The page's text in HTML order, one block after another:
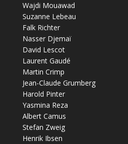
Wajdi Mouawad
Suzanne Lebeau
Falk Richter
Nasser Djemaï
David Lescot
Laurent Gaudé
Martin Crimp
Jean-Claude Grumberg
Harold Pinter
Yasmina Reza
Albert Camus
Stefan Zweig
Henrik Ibsen